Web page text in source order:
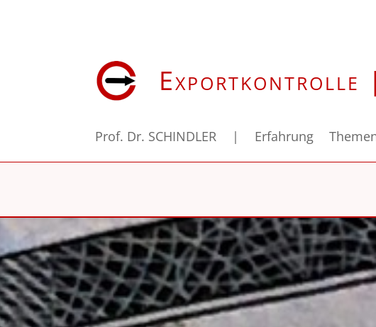
Exportkontrolle
Prof. Dr. SCHINDLER | Erfahrung